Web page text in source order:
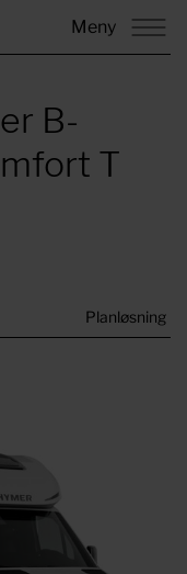
Meny
B-
T
Planløsning